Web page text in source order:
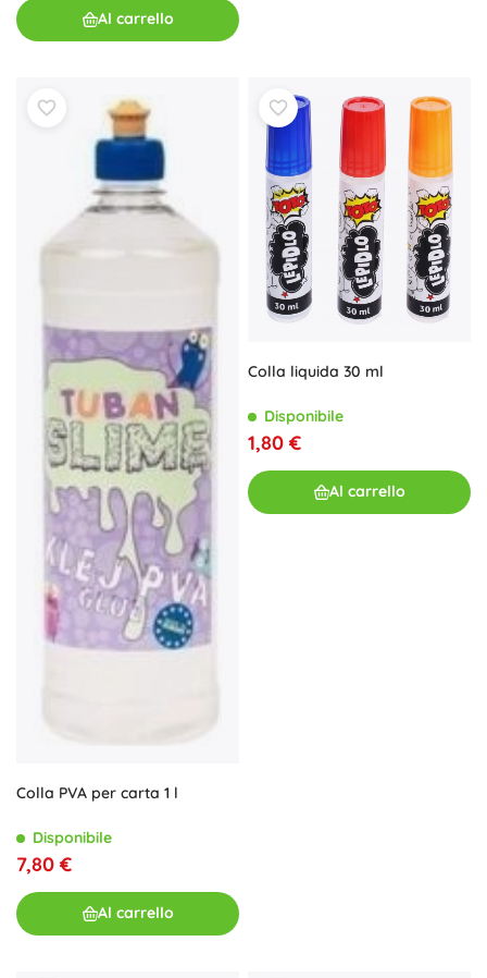
Al carrello
Colla PVA per carta 1 l
Disponibile
7,80 €
Al carrello
Colla liquida 30 ml
Disponibile
1,80 €
Al carrello